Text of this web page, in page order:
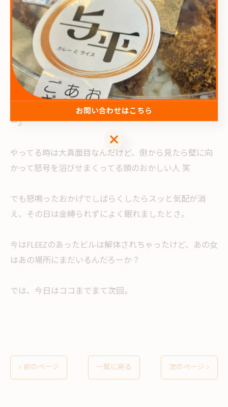
その時は怖いとかじゃなく、あまりのしつこさにすげー
腹が立ったのを覚えている。
そして壁際の女に向かって
『なに家まで着いて来てんだ‼︎』
『てめーなんかにゃゼッテー金縛りにされねーかんな
ー』
やってる時は大真面目なんだけど、側から見たら壁に向
かって怒号を浴びせまくってる頭のおかしい人 笑
でも怒鳴ったおかげでしばらくしたらスッと気配が消
え、その日は金縛られずによく眠れましたとさ。
今はFLEEZのあったビルは解体されちゃったけど、あの女
はあの場所にまだいるんだろーか？
では、今日はココまでまて次回。
< 前のページ 一覧に戻る 次のページ >
お問い合わせはこちら
お問い合わせはこちら